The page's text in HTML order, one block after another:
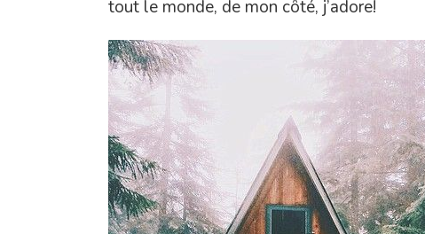
tout le monde, de mon côté, j’adore!